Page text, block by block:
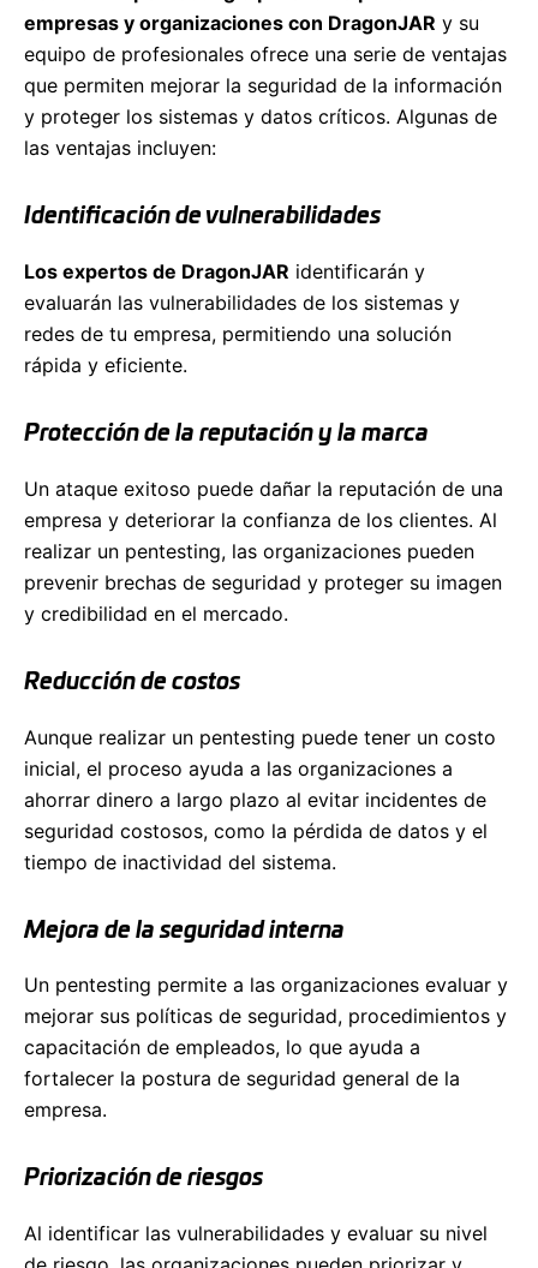
empresas y organizaciones con DragonJAR y su
equipo de profesionales ofrece una serie de ventajas
que permiten mejorar la seguridad de la información
y proteger los sistemas y datos críticos. Algunas de
las ventajas incluyen:
Identificación de vulnerabilidades
Los expertos de DragonJAR identificarán y
evaluarán las vulnerabilidades de los sistemas y
redes de tu empresa, permitiendo una solución
rápida y eficiente.
Protección de la reputación y la marca
Un ataque exitoso puede dañar la reputación de una
empresa y deteriorar la confianza de los clientes. Al
realizar un pentesting, las organizaciones pueden
prevenir brechas de seguridad y proteger su imagen
y credibilidad en el mercado.
Reducción de costos
Aunque realizar un pentesting puede tener un costo
inicial, el proceso ayuda a las organizaciones a
ahorrar dinero a largo plazo al evitar incidentes de
seguridad costosos, como la pérdida de datos y el
tiempo de inactividad del sistema.
Mejora de la seguridad interna
Un pentesting permite a las organizaciones evaluar y
mejorar sus políticas de seguridad, procedimientos y
capacitación de empleados, lo que ayuda a
fortalecer la postura de seguridad general de la
empresa.
Priorización de riesgos
Al identificar las vulnerabilidades y evaluar su nivel